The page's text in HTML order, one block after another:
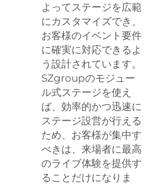
よってステージを広範
にカスタマイズでき、
お客様のイベント要件
に確実に対応できるよ
う設計されています。
SZgroupのモジュー
ル式ステージを使え
ば、効率的かつ迅速に
ステージ設営が行える
ため、お客様が集中す
べきは、来場者に最高
のライブ体験を提供す
ることだけになりま